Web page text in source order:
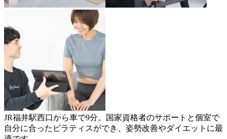
JR福井駅西口から車で9分。国家資格者のサポートと個室で
自分に合ったピラティスができ、姿勢改善やダイエットに最